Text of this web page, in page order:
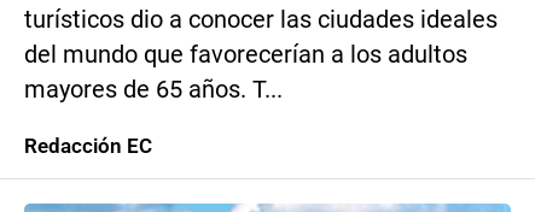
turísticos dio a conocer las ciudades ideales
del mundo que favorecerían a los adultos
mayores de 65 años. T...
Redacción EC